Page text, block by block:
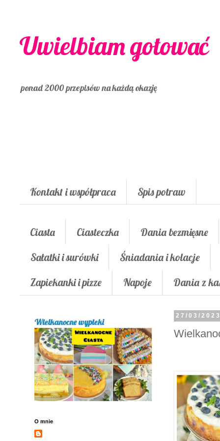
Uwielbiam gotować
ponad 2000 przepisów na każdą okazję
Kontakt i współpraca Spis potraw
Ciasta Ciasteczka
Dania bezmięsne
Sałatki i surówki
Śniadania i kolacje
Zapiekanki i pizze
Napoje Dania z
27/03/
Wielkanocne wypieki
O mnie